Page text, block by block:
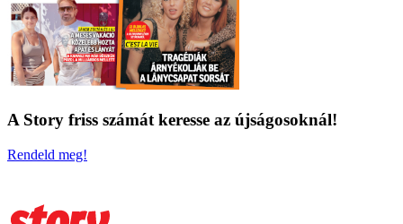
A Story friss számát keresse az újságosoknál!
Rendeld meg!